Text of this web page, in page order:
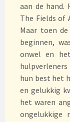
aan de hand.
The Fields of
Maar toen
beginnen,
onwel en
hun best het
en gelukkig
het waren
ongelukkige